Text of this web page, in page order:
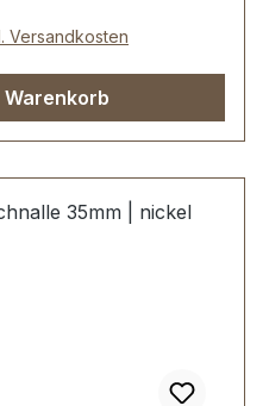
Versandkosten
Warenkorb